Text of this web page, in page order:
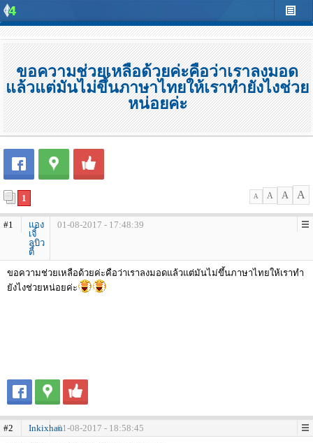
ขอความช่วยเหลือด้วยค่ะคือว่าเราลงมอด
แล้วแต่มันไม่ขึ้นภาษาไทยให้เราทำยังไงช่วย
หน่อยค่ะ
1 A A A A
#1
แอง
เจิ้
ลบิว
ตี้
01-08-2017 - 17:48:39
ขอความช่วยเหลือด้วยค่ะคือว่าเราลงมอดแล้วแต่มันไม่ขึ้นภาษาไทยให้เราทำ
ยังไงช่วยหน่อยค่ะ
#2 Inkixhan01-08-2017 - 18:58:45